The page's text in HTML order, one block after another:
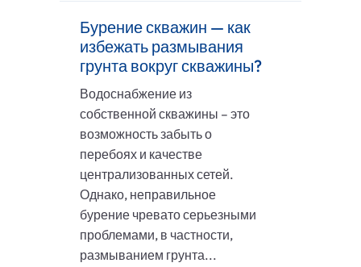
Бурение скважин — как
избежать размывания
грунта вокруг скважины?
Водоснабжение из
собственной скважины – это
возможность забыть о
перебоях и качестве
централизованных сетей.
Однако, неправильное
бурение чревато серьезными
проблемами, в частности,
размыванием грунта...